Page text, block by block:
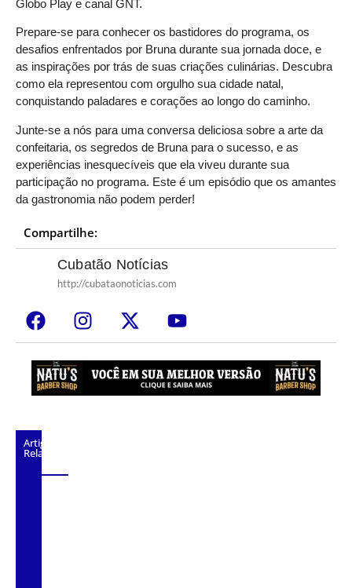
Globo Play e canal GNT.
Prepare-se para conhecer os bastidores do programa, os
desafios enfrentados por Bruna durante sua jornada doce, e
as inspirações por trás de suas criações culinárias. Descubra
como ela representou com orgulho sua cidade natal,
conquistando paladares e corações ao longo do caminho.
Junte-se a nós para uma conversa deliciosa sobre a arte da
confeitaria, os segredos de Bruna para o sucesso, e as
experiências inesquecíveis que ela viveu durante sua
participação no programa. Este é um episódio que os amantes
da gastronomia não podem perder!
Compartilhe:
Cubatão Notícias
http://cubataonoticias.com
Artigos
Relacionados